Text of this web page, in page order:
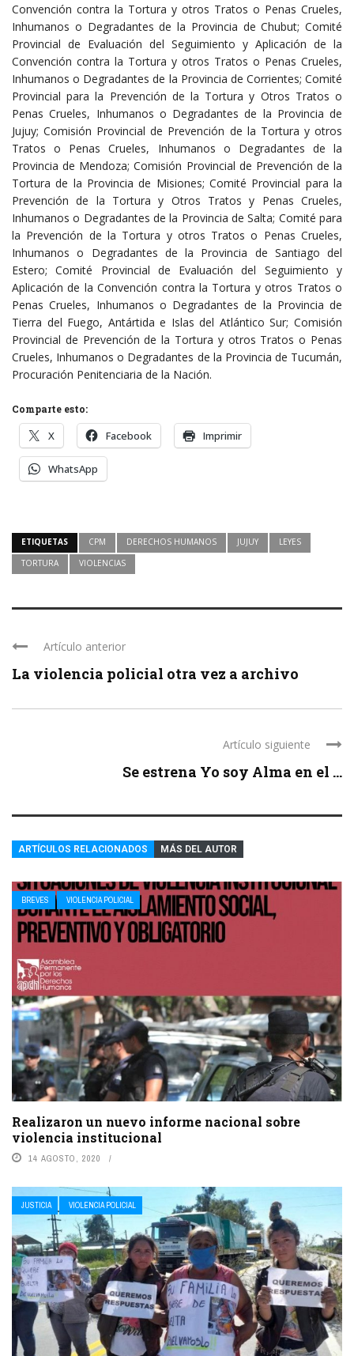
Convención contra la Tortura y otros Tratos o Penas Crueles,
Inhumanos o Degradantes de la Provincia de Chubut; Comité
Provincial de Evaluación del Seguimiento y Aplicación de la
Convención contra la Tortura y otros Tratos o Penas Crueles,
Inhumanos o Degradantes de la Provincia de Corrientes; Comité
Provincial para la Prevención de la Tortura y Otros Tratos o
Penas Crueles, Inhumanos o Degradantes de la Provincia de
Jujuy; Comisión Provincial de Prevención de la Tortura y otros
Tratos o Penas Crueles, Inhumanos o Degradantes de la
Provincia de Mendoza; Comisión Provincial de Prevención de la
Tortura de la Provincia de Misiones; Comité Provincial para la
Prevención de la Tortura y Otros Tratos y Penas Crueles,
Inhumanos o Degradantes de la Provincia de Salta; Comité para
la Prevención de la Tortura y otros Tratos o Penas Crueles,
Inhumanos o Degradantes de la Provincia de Santiago del
Estero; Comité Provincial de Evaluación del Seguimiento y
Aplicación de la Convención contra la Tortura y otros Tratos o
Penas Crueles, Inhumanos o Degradantes de la Provincia de
Tierra del Fuego, Antártida e Islas del Atlántico Sur; Comisión
Provincial de Prevención de la Tortura y otros Tratos o Penas
Crueles, Inhumanos o Degradantes de la Provincia de Tucumán,
Procuración Penitenciaria de la Nación.
Comparte esto:
X Facebook Imprimir
WhatsApp
ETIQUETAS CPM DERECHOS HUMANOS JUJUY
LEYES
TORTURA
VIOLENCIAS
Artículo anterior
La violencia policial otra vez a archivo
Artículo siguiente
Se estrena Yo soy Alma en el ...
ARTÍCULOS RELACIONADOS MÁS DEL AUTOR
BREVES VIOLENCIA POLICIAL
Realizaron un nuevo informe nacional sobre
violencia institucional
14 AGOSTO, 2020
JUSTICIA VIOLENCIA POLICIAL